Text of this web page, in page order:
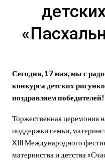
Сегодня, 17 мая, мы с
конкурса детских
поздравляем победителей!
Торжественная церемония
поддержки семьи,
Xlll Международного
материнства и детства